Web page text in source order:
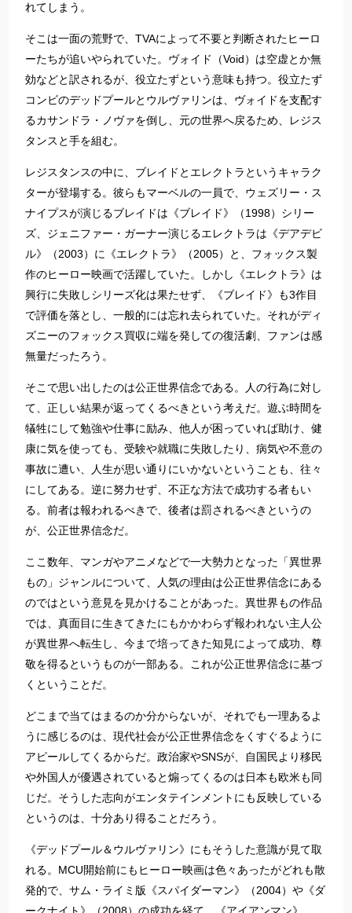
れてしまう。
そこは一面の荒野で、TVAによって不要と判断されたヒーロ
ーたちが追いやられていた。ヴォイド（Void）は空虚とか無
効などと訳されるが、役立たずという意味も持つ。役立たず
コンビのデッドプールとウルヴァリンは、ヴォイドを支配す
るカサンドラ・ノヴァを倒し、元の世界へ戻るため、レジス
タンスと手を組む。
レジスタンスの中に、ブレイドとエレクトラというキャラク
ターが登場する。彼らもマーベルの一員で、ウェズリー・ス
ナイプスが演じるブレイドは《ブレイド》（1998）シリー
ズ、ジェニファー・ガーナー演じるエレクトラは《デアデビ
ル》（2003）に《エレクトラ》（2005）と、フォックス製
作のヒーロー映画で活躍していた。しかし《エレクトラ》は
興行に失敗しシリーズ化は果たせず、《ブレイド》も3作目
で評価を落とし、一般的には忘れ去られていた。それがディ
ズニーのフォックス買収に端を発しての復活劇、ファンは感
無量だったろう。
そこで思い出したのは公正世界信念である。人の行為に対し
て、正しい結果が返ってくるべきという考えだ。遊ぶ時間を
犠牲にして勉強や仕事に励み、他人が困っていれば助け、健
康に気を使っても、受験や就職に失敗したり、病気や不意の
事故に遭い、人生が思い通りにいかないということも、往々
にしてある。逆に努力せず、不正な方法で成功する者もい
る。前者は報われるべきで、後者は罰されるべきというの
が、公正世界信念だ。
ここ数年、マンガやアニメなどで一大勢力となった「異世界
もの」ジャンルについて、人気の理由は公正世界信念にある
のではという意見を見かけることがあった。異世界もの作品
では、真面目に生きてきたにもかかわらず報われない主人公
が異世界へ転生し、今まで培ってきた知見によって成功、尊
敬を得るというものが一部ある。これが公正世界信念に基づ
くということだ。
どこまで当てはまるのか分からないが、それでも一理あるよ
うに感じるのは、現代社会が公正世界信念をくすぐるように
アピールしてくるからだ。政治家やSNSが、自国民より移民
や外国人が優遇されていると煽ってくるのは日本も欧米も同
じだ。そうした志向がエンタテインメントにも反映している
というのは、十分あり得ることだろう。
《デッドプール＆ウルヴァリン》にもそうした意識が見て取
れる。MCU開始前にもヒーロー映画は色々あったがどれも散
発的で、サム・ライミ版《スパイダーマン》（2004）や《ダ